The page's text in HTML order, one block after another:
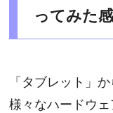
ってみた
「タブレット」
様々なハードウ